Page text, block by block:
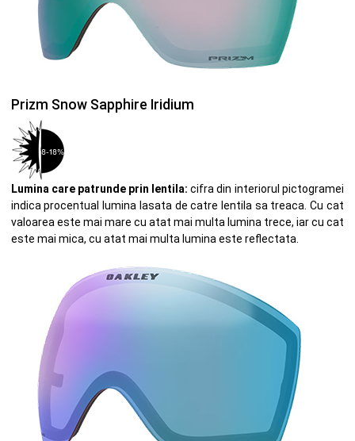
Prizm Snow Sapphire Iridium
Lumina care patrunde prin lentila: cifra din interiorul pictogramei
indica procentual lumina lasata de catre lentila sa treaca. Cu cat
valoarea este mai mare cu atat mai multa lumina trece, iar cu cat
este mai mica, cu atat mai multa lumina este reflectata.